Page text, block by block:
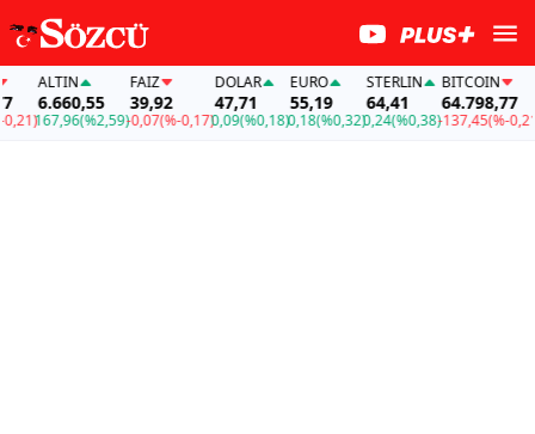
ALTIN
6.660,55
167,96(%2,59)
FAİZ
39,92
-0,07(%-0,17)
DOLAR
47,71
0,09(%0,18)
EURO
55,19
0,18(%0,32)
STERLIN
64,41
0,24(%0,38)
BITCOIN
64.798,77
-137,45(%-0,21)